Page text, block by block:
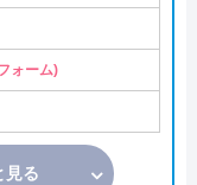
ォーム)
見る